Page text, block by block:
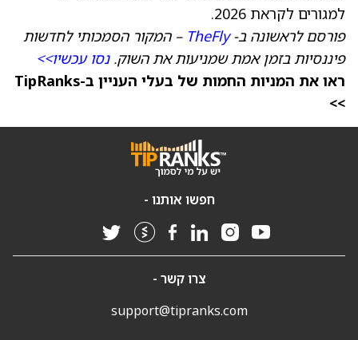
למגורים לקראת 2026.
פורסם לראשונה ב-TheFly – המקור הסמכותי לחדשות
פיננסיות בזמן אמת שמניעות את השוק.נסו עכשיו>>
ראו את המניות החמות של בעלי העניין ב-TipRanks
>>
חפשו אותנו -
צרו קשר -
support@tipranks.com